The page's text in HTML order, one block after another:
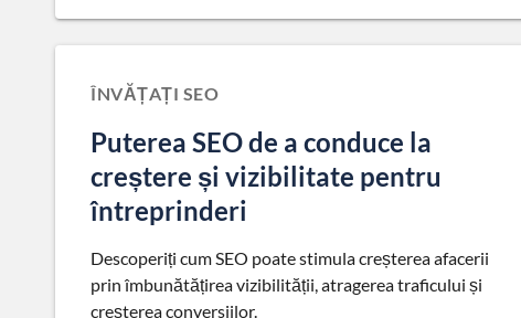
ÎNVĂȚAȚI SEO
Puterea SEO de a conduce la
creștere și vizibilitate pentru
întreprinderi
Descoperiți cum SEO poate stimula creșterea afacerii
prin îmbunătățirea vizibilității, atragerea traficului și
creșterea conversiilor.